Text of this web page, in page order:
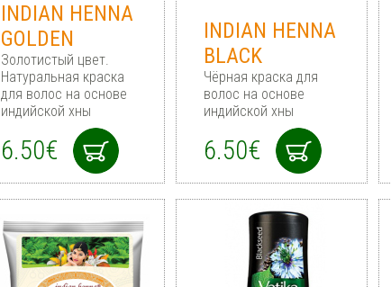
INDIAN HENNA
GOLDEN
Золотистый цвет.
Натуральная краска
для волос на основе
индийской хны
6.50€
INDIAN HENNA
BLACK
Чёрная краска для
волос на основе
индийской хны
6.50€